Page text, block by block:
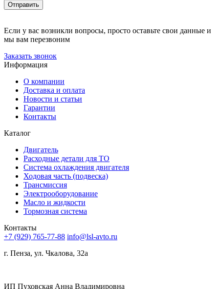
Отправить
Если у вас возникли вопросы, просто оставьте свои данные и
мы вам перезвоним
Заказать звонок
Информация
О компании
Доставка и оплата
Новости и статьи
Гарантии
Контакты
Каталог
Двигатель
Расходные детали для ТО
Система охлаждения двигателя
Ходовая часть (подвеска)
Трансмиссия
Электрооборудование
Масло и жидкости
Тормозная система
Контакты
+7 (929) 765-77-88 info@lsl-avto.ru
г. Пенза, ул. Чкалова, 32а
ИП Пуховская Анна Владимировна